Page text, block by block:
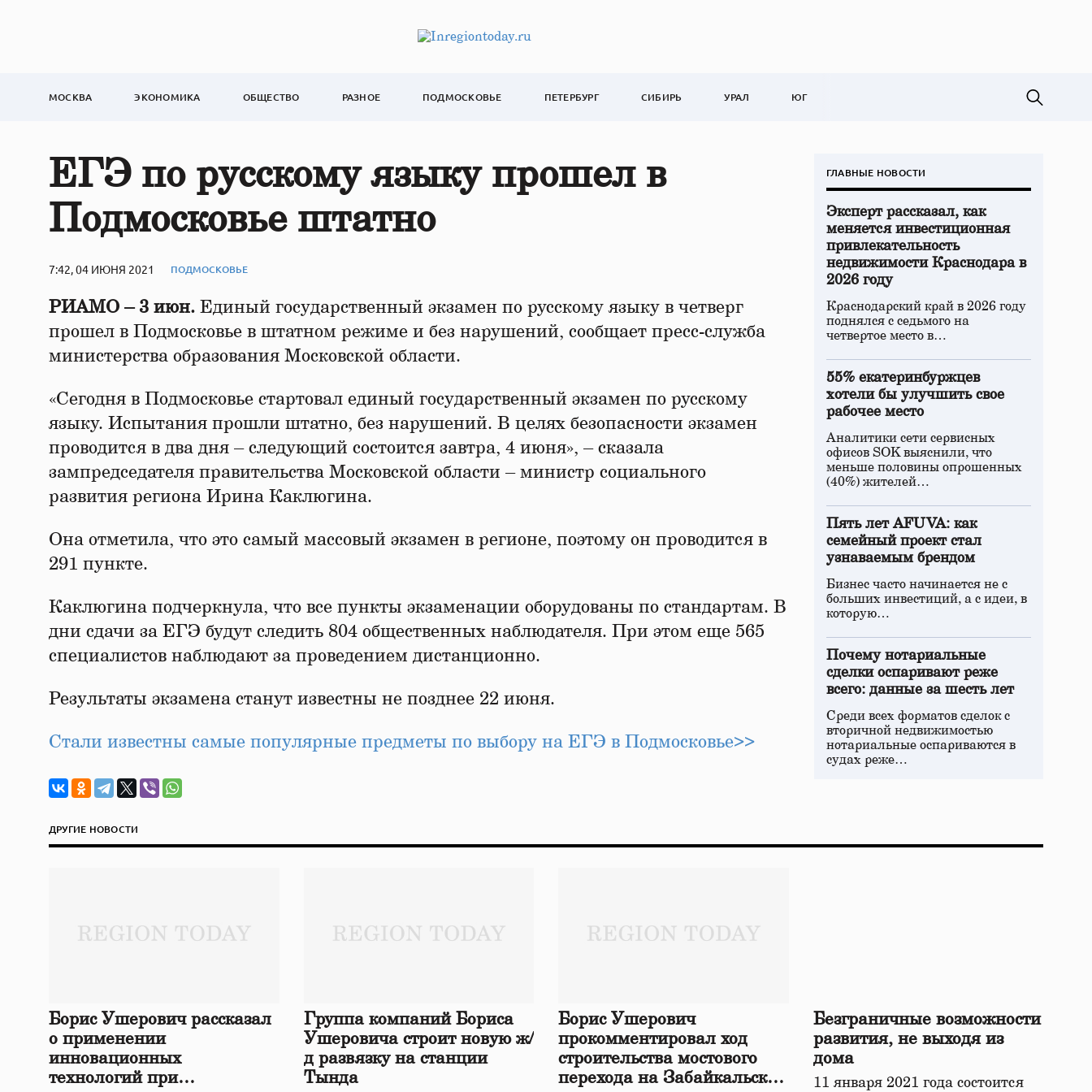
МОСКВА ЭКОНОМИКА ОБЩЕСТВО РАЗНОЕ ПОДМОСКОВЬЕ ПЕТЕРБУРГ СИБИРЬ УРАЛ ЮГ
ЕГЭ по русскому языку прошел в
Подмосковье штатно
7:42, 04 ИЮНЯ 2021 ПОДМОСКОВЬЕ
РИАМО – 3 июн. Единый государственный экзамен по русскому языку в четверг
прошел в Подмосковье в штатном режиме и без нарушений, сообщает пресс-служба
министерства образования Московской области.
«Сегодня в Подмосковье стартовал единый государственный экзамен по русскому
языку. Испытания прошли штатно, без нарушений. В целях безопасности экзамен
проводится в два дня – следующий состоится завтра, 4 июня», – сказала
зампредседателя правительства Московской области – министр социального
развития региона Ирина Каклюгина.
Она отметила, что это самый массовый экзамен в регионе, поэтому он проводится в
291 пункте.
Каклюгина подчеркнула, что все пункты экзаменации оборудованы по стандартам. В
дни сдачи за ЕГЭ будут следить 804 общественных наблюдателя. При этом еще 565
специалистов наблюдают за проведением дистанционно.
Результаты экзамена станут известны не позднее 22 июня.
Стали известны самые популярные предметы по выбору на ЕГЭ в Подмосковье>>
ГЛАВНЫЕ НОВОСТИ
Эксперт рассказал, как
меняется инвестиционная
привлекательность
недвижимости Краснодара в
2026 году
Краснодарский край в 2026 году
поднялся с седьмого на
четвертое место в…
55% екатеринбуржцев
хотели бы улучшить свое
рабочее место
Аналитики сети сервисных
офисов SOK выяснили, что
меньше половины опрошенных
(40%) жителей…
Пять лет AFUVA: как
семейный проект стал
узнаваемым брендом
Бизнес часто начинается не с
больших инвестиций, а с идеи, в
которую…
Почему нотариальные
сделки оспаривают реже
всего: данные за шесть лет
Среди всех форматов сделок с
вторичной недвижимостью
нотариальные оспариваются в
судах реже…
ДРУГИЕ НОВОСТИ
Борис Ушерович рассказал
о применении
инновационных
технологий при
Группа компаний Бориса
Ушеровича строит новую ж/
д развязку на станции
Тында
Борис Ушерович
прокомментировал ход
строительства мостового
перехода на Забайкальской
Безграничные возможности
развития, не выходя из
дома
11 января 2021 года состоится